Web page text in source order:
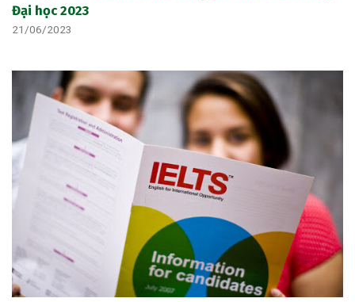
Đại học 2023
21/06/2023